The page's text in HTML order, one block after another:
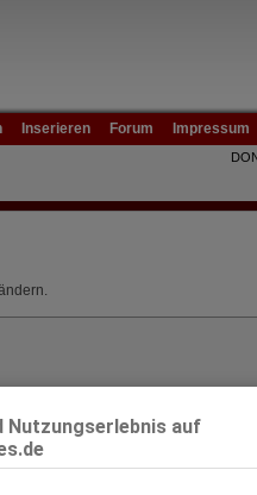
Nutzungserlebnis auf
Inserieren Forum Impressum